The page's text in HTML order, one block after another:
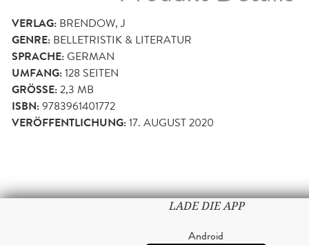
VERLAG: BRENDOW, J
GENRE: BELLETRISTIK & LITERATUR
SPRACHE:GERMAN
UMFANG:128 SEITEN
GRÖSSE: 2,3 MB
ISBN:9783961401772
VERÖFFENTLICHUNG:17. AUGUST 2020
LADE DIE APP
Android